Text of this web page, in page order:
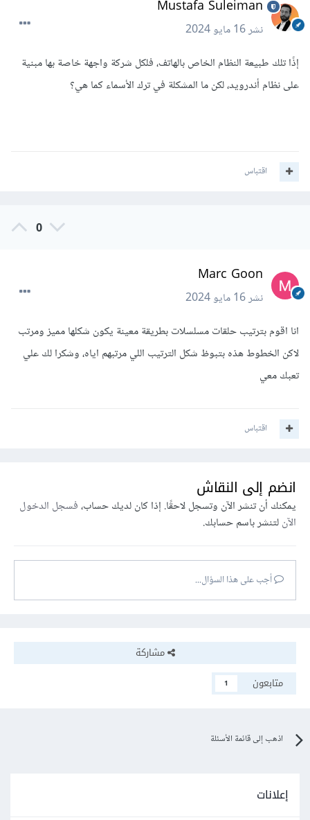
Mustafa Suleiman
نشر16 مايو 2024
إذًا تلك طبيعة النظام الخاص بالهاتف، فلكل شركة واجهة خاصة بها مبنية
على نظام أندرويد، لكن ما المشكلة في ترك الأسماء كما هي؟
اقتباس
0
Marc Goon
نشر16 مايو 2024
انا اقوم بترتيب حلقات مسلسلات بطريقة معينة يكون شكلها مميز ومرتب
لاكن الخطوط هذه بتبوظ شكل الترتيب اللي مرتبهم اياه، وشكرا لك علي
تعبك معي
اقتباس
انضم إلى النقاش
يمكنك أن تنشر الآن وتسجل لاحقًا. إذا كان لديك حساب،فسجل الدخول
الآنلتنشر باسم حسابك.
أجب على هذا السؤال...
مشاركة
متابعون
1
اذهب إلى قائمة الأسئلة
إعلانات